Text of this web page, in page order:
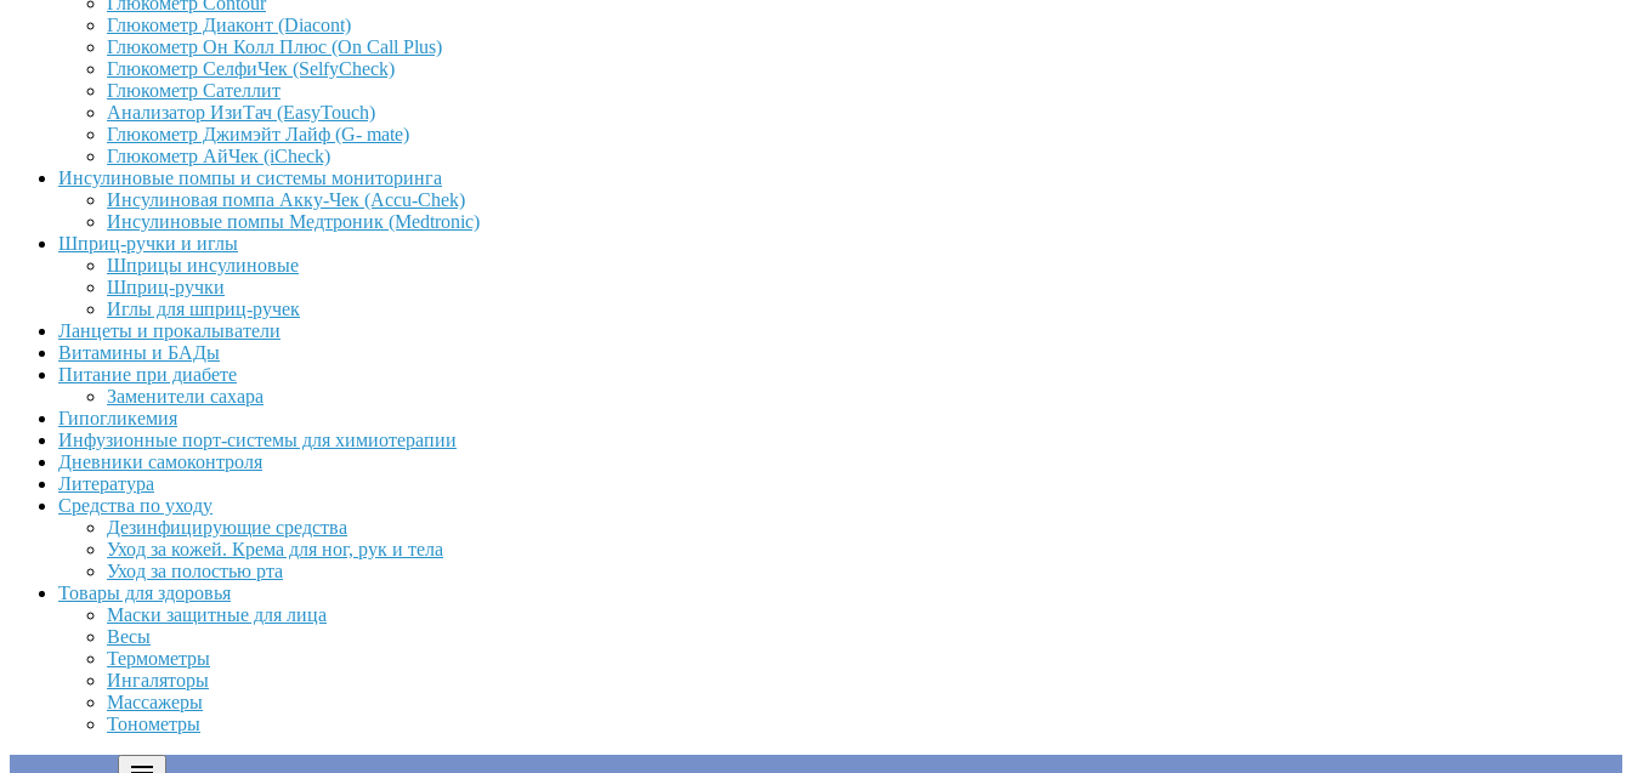
Глюкометр Диаконт (Diacont)
Глюкометр Он Колл Плюс (On Call Plus)
Глюкометр СелфиЧек (SelfyCheck)
Глюкометр Сателлит
Анализатор ИзиТач (EasyTouch)
Глюкометр Джимэйт Лайф (G- mate)
Глюкометр АйЧек (iCheck)
Инсулиновые помпы и системы мониторинга
Инсулиновая помпа Акку-Чек (Accu-Chek)
Инсулиновые помпы Медтроник (Medtronic)
Шприц-ручки и иглы
Шприцы инсулиновые
Шприц-ручки
Иглы для шприц-ручек
Ланцеты и прокалыватели
Витамины и БАДы
Питание при диабете
Заменители сахара
Гипогликемия
Инфузионные порт-системы для химиотерапии
Дневники самоконтроля
Литература
Средства по уходу
Дезинфицирующие средства
Уход за кожей. Крема для ног, рук и тела
Уход за полостью рта
Товары для здоровья
Маски защитные для лица
Весы
Термометры
Ингаляторы
Массажеры
Тонометры